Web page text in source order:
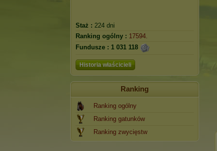
Staż : 224 dni
Ranking ogólny : 17594.
Fundusze : 1 031 118
Historia właścicieli
Ranking
Ranking ogólny
Ranking gatunków
Ranking zwycięstw